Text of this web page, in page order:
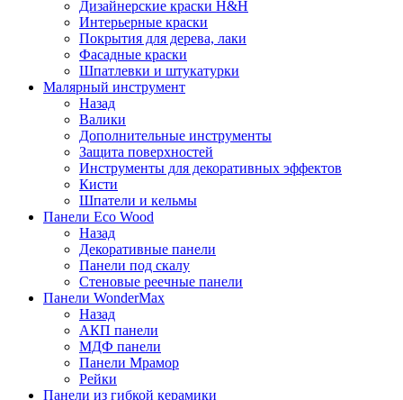
Дизайнерские краски H&H
Интерьерные краски
Покрытия для дерева, лаки
Фасадные краски
Шпатлевки и штукатурки
Малярный инструмент
Назад
Валики
Дополнительные инструменты
Защита поверхностей
Инструменты для декоративных эффектов
Кисти
Шпатели и кельмы
Панели Eco Wood
Назад
Декоративные панели
Панели под скалу
Стеновые реечные панели
Панели WonderMax
Назад
АКП панели
МДФ панели
Панели Мрамор
Рейки
Панели из гибкой керамики